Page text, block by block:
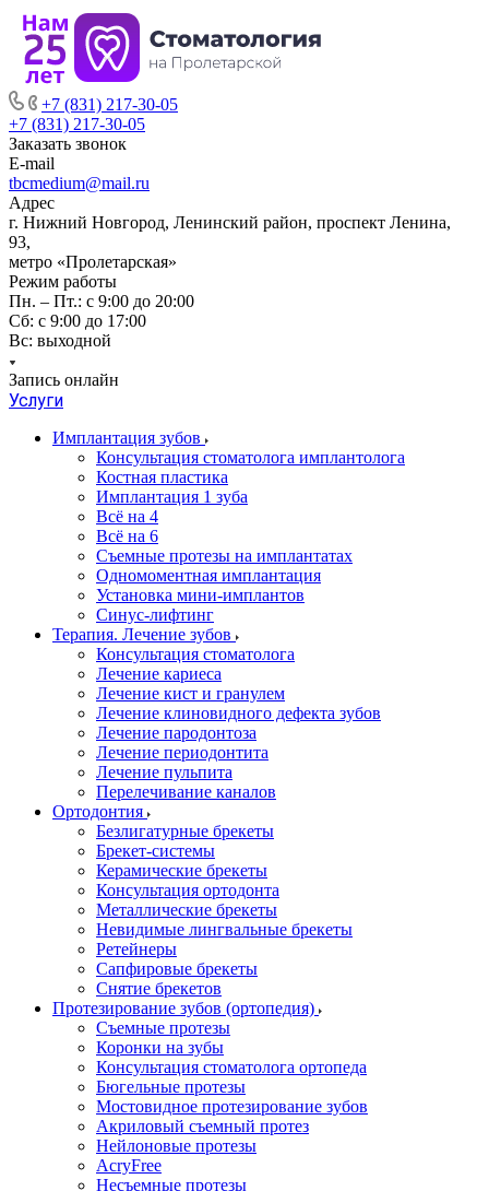
+7 (831) 217-30-05
+7 (831) 217-30-05
Заказать звонок
E-mail
tbcmedium@mail.ru
Адрес
г. Нижний Новгород, Ленинский район, проспект Ленина,
93,
метро «Пролетарская»
Режим работы
Пн. – Пт.: с 9:00 до 20:00
Cб: с 9:00 до 17:00
Вс: выходной
Запись онлайн
Услуги
Имплантация зубов
Консультация стоматолога имплантолога
Костная пластика
Имплантация 1 зуба
Всё на 4
Всё на 6
Съемные протезы на имплантатах
Одномоментная имплантация
Установка мини-имплантов
Синус-лифтинг
Терапия. Лечение зубов
Консультация стоматолога
Лечение кариеса
Лечение кист и гранулем
Лечение клиновидного дефекта зубов
Лечение пародонтоза
Лечение периодонтита
Лечение пульпита
Перелечивание каналов
Ортодонтия
Безлигатурные брекеты
Брекет-системы
Керамические брекеты
Консультация ортодонта
Металлические брекеты
Невидимые лингвальные брекеты
Ретейнеры
Сапфировые брекеты
Снятие брекетов
Протезирование зубов (ортопедия)
Съемные протезы
Коронки на зубы
Консультация стоматолога ортопеда
Бюгельные протезы
Мостовидное протезирование зубов
Акриловый съемный протез
Нейлоновые протезы
AcryFree
Несъемные протезы